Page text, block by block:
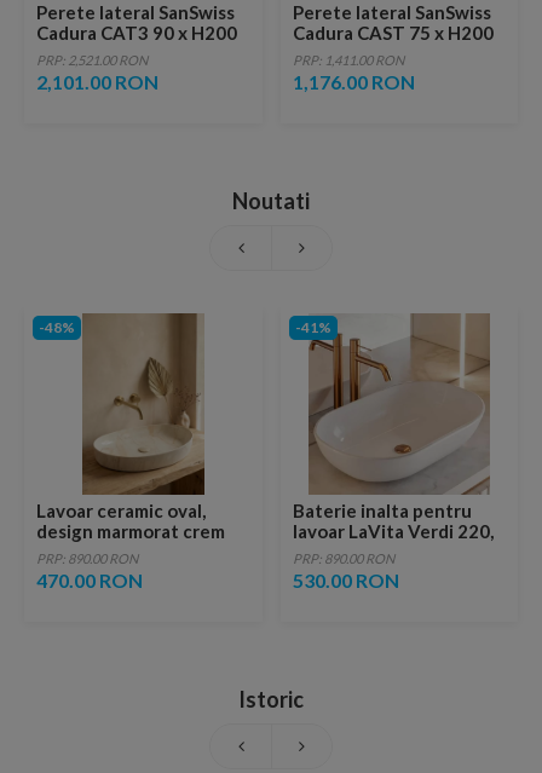
Perete lateral SanSwiss
Cadura CAT3 90 x H200
cm
PRP: 2,521.00 RON
2,101.00 RON
Perete lateral SanSwiss
Cadura CAST 75 x H200
cm profil negru mat
PRP: 1,411.00 RON
1,176.00 RON
Noutati
-48%
Lavoar ceramic oval,
design marmorat crem
lucios cu vene aurii,
ventil inclus
PRP: 890.00 RON
470.00 RON
-41%
Baterie inalta pentru
lavoar LaVita Verdi 220,
fara ventil, brushed
copper
PRP: 890.00 RON
530.00 RON
Istoric